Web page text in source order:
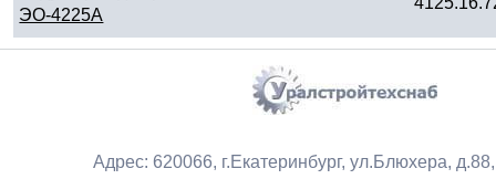
ЭО-4225А
Адрес: 620066, г.Екатеринбург, ул.Блюхера,